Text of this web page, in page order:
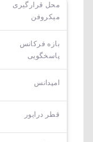
محل قرارگیری
میکروفن
بازه فرکانس
پاسخگویی
امپدانس
قطر درایور